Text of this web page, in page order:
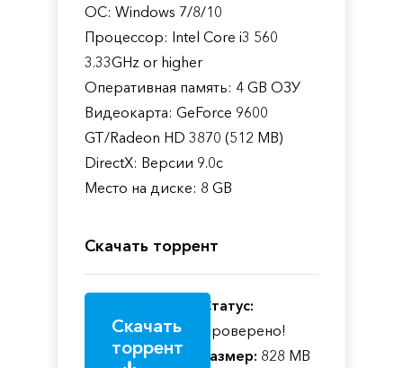
ОС: Windows 7/8/10
Процессор: Intel Core i3 560
3.33GHz or higher
Оперативная память: 4 GB ОЗУ
Видеокарта: GeForce 9600
GT/Radeon HD 3870 (512 MB)
DirectX: Версии 9.0c
Место на диске: 8 GB
Скачать торрент
Скачать
торрент
Статус:
Проверено!
Размер: 828 MB